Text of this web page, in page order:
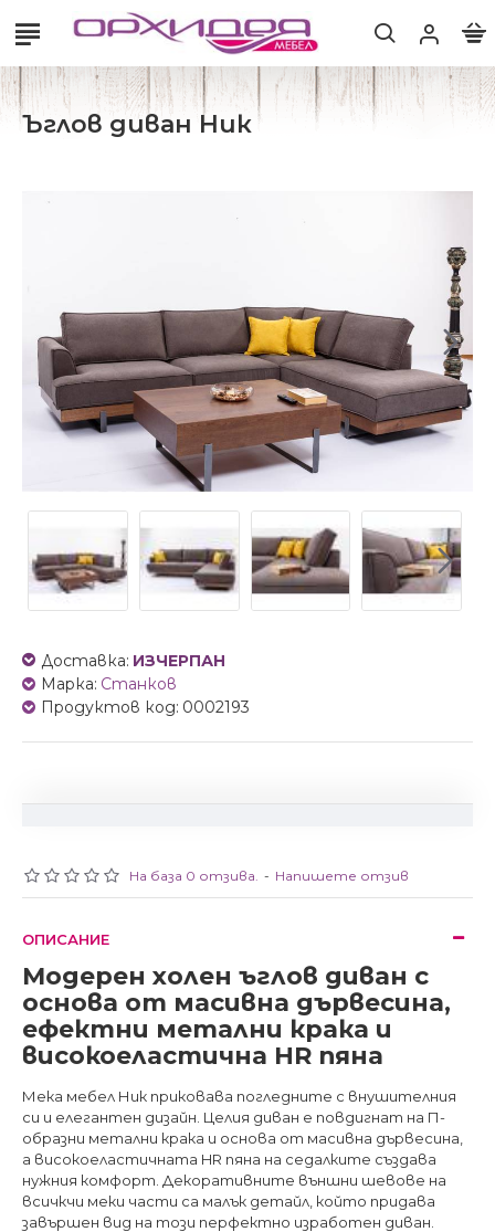
Ъглов диван Ник
На база 0 отзива. - Напишете отзив
Доставка: ИЗЧЕРПАН
Марка: Станков
Продуктов код: 0002193
ОПИСАНИЕ
Модерен холен ъглов диван с
основа от масивна дървесина,
ефектни метални крака и
високоеластична HR пяна
Мека мебел Ник приковава погледните с внушителния
си и елегантен дизайн. Целия диван е повдигнат на П-
образни метални крака и основа от масивна дървесина,
а високоеластичната HR пяна на седалките създава
нужния комфорт. Декоративните външни шевове на
всичкчи меки части са малък детайл, който придава
завършен вид на този перфектно изработен диван.